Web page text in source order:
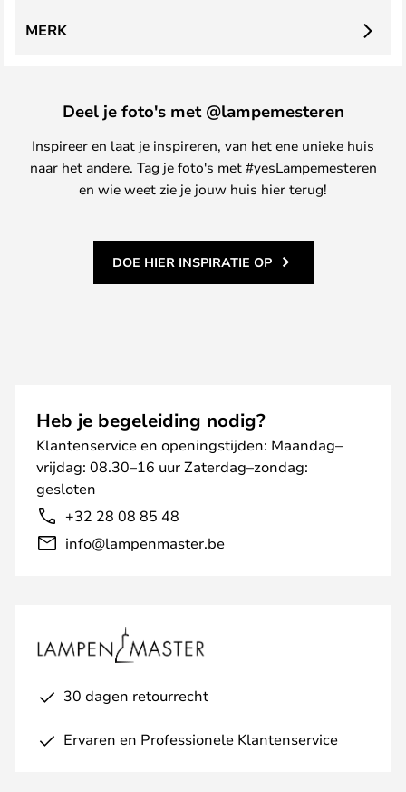
MERK
Deel je foto's met @lampemesteren
Inspireer en laat je inspireren, van het ene unieke huis
naar het andere. Tag je foto's met #yesLampemesteren
en wie weet zie je jouw huis hier terug!
DOE HIER INSPIRATIE OP
Heb je begeleiding nodig?
Klantenservice en openingstijden: Maandag–
vrijdag: 08.30–16 uur Zaterdag–zondag:
gesloten
+32 28 08 85 48
info@lampenmaster.be
30 dagen retourrecht
Ervaren en Professionele Klantenservice